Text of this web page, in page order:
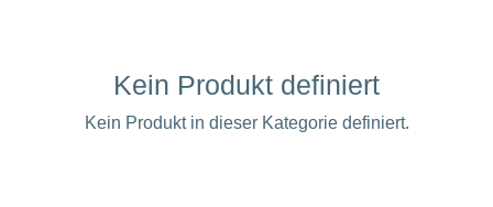
Kein Produkt definiert
Kein Produkt in dieser Kategorie definiert.